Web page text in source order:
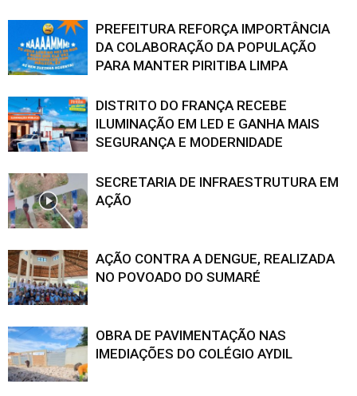
PREFEITURA REFORÇA IMPORTÂNCIA
DA COLABORAÇÃO DA POPULAÇÃO
PARA MANTER PIRITIBA LIMPA
DISTRITO DO FRANÇA RECEBE
ILUMINAÇÃO EM LED E GANHA MAIS
SEGURANÇA E MODERNIDADE
SECRETARIA DE INFRAESTRUTURA EM
AÇÃO
AÇÃO CONTRA A DENGUE, REALIZADA
NO POVOADO DO SUMARÉ
OBRA DE PAVIMENTAÇÃO NAS
IMEDIAÇÕES DO COLÉGIO AYDIL